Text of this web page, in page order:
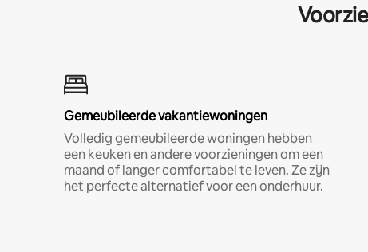
Gemeubileerde vakantiewoningen
Volledig gemeubileerde woningen hebben
een keuken en andere voorzieningen om een
maand of langer comfortabel te leven. Ze zijn
het perfecte alternatief voor een onderhuur.